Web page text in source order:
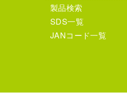
製品検索
SDS一覧
JANコード一覧